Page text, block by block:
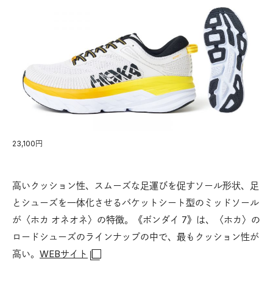
23,100円
高いクッション性、スムーズな足運びを促すソール形状、足
とシューズを一体化させるバケットシート型のミッドソール
が〈ホカ オネオネ〉の特徴。《ボンダイ 7》は、〈ホカ〉の
ロードシューズのラインナップの中で、最もクッション性が
高い。 WEBサイト